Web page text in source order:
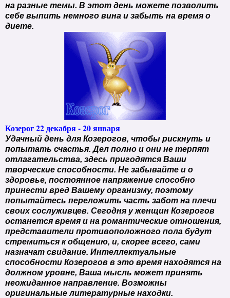
на разные темы. В этот день можете позволить
себе выпить немного вина и забыть на время о
диете.
Козерог 22 декабря - 20 января
Удачный день для Козерогов, чтобы рискнуть и
попытать счастья. Дел полно и они не терпят
отлагательства, здесь пригодятся Ваши
творческие способности. Не забывайте и о
здоровье, постоянное напряжение способно
принести вред Вашему организму, поэтому
попытайтесь переложить часть забот на плечи
своих сослуживцев. Сегодня у женщин Козерогов
останется время и на романтические отношения,
представители противоположного пола будут
стремиться к общению, и, скорее всего, сами
назначат свидание. Интеллектуальные
способности Козерогов в это время находятся на
должном уровне, Ваша мысль может принять
неожиданное направление. Возможны
оригинальные литературные находки.